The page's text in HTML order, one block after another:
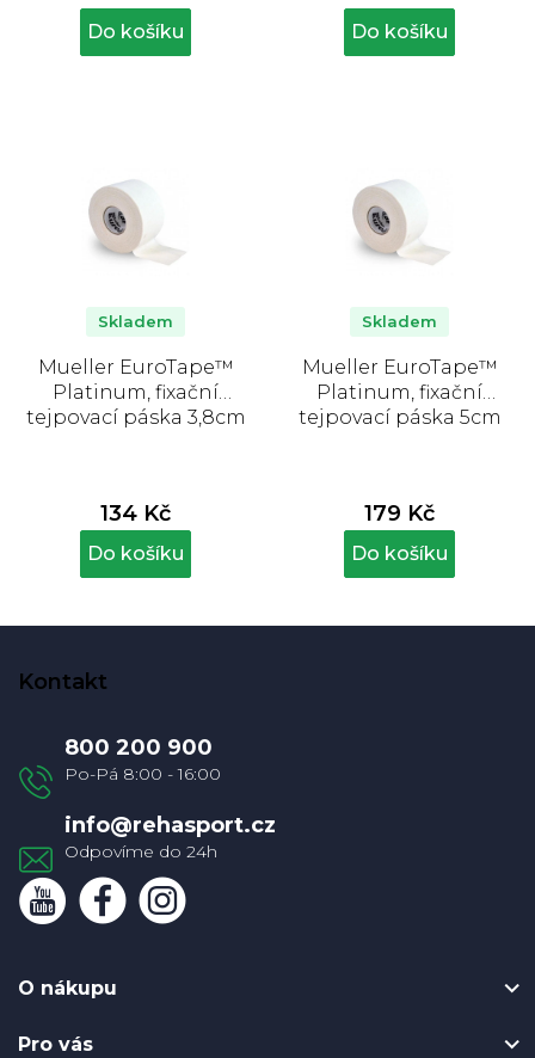
Do košíku Do košíku
Mueller EuroTape™
Platinum, fixační
tejpovací páska 3,8cm
Skladem
134 Kč
Do košíku
Mueller EuroTape™
Platinum, fixační
tejpovací páska 5cm
Skladem
179 Kč
Do košíku
Kontakt
info@rehasport.cz
800 200 900
O nákupu
Pro vás